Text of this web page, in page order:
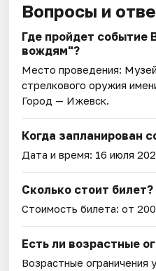
Вопросы и
Где пройдет событие
вождям"?
Место проведения:
стрелкового оружия
Город — Ижевск.
Когда запланирован
Дата и время: 16 июля
Сколько стоит билет?
Стоимость билета: от
Есть ли возрастные
Возрастные ограничения